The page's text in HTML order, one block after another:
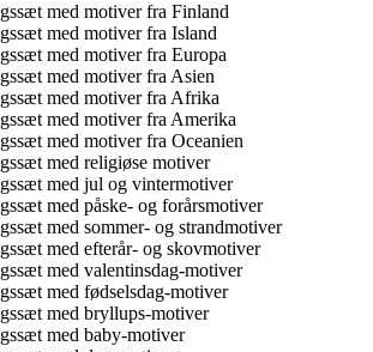
med motiver fra Finland
med motiver fra Island
med motiver fra Europa
med motiver fra Asien
med motiver fra Afrika
med motiver fra Amerika
med motiver fra Oceanien
med religiøse motiver
med jul og vintermotiver
med påske- og forårsmotiver
med sommer- og strandmotiver
med efterår- og skovmotiver
med valentinsdag-motiver
med fødselsdag-motiver
med bryllups-motiver
med baby-motiver